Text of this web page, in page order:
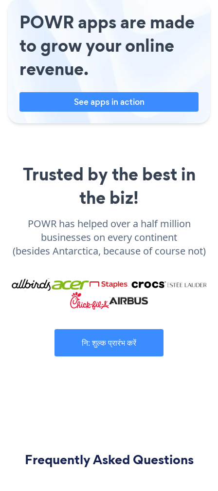
POWR apps are made
to grow your online
revenue.
See apps in action
Trusted by the best in
the biz!
POWR has helped over a half million
businesses on every continent
(besides Antarctica, because of course not)
नि: शुल्क प्रारंभ करें
Frequently Asked Questions